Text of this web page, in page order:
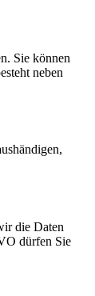
Sie können
neben
die Daten
dürfen Sie